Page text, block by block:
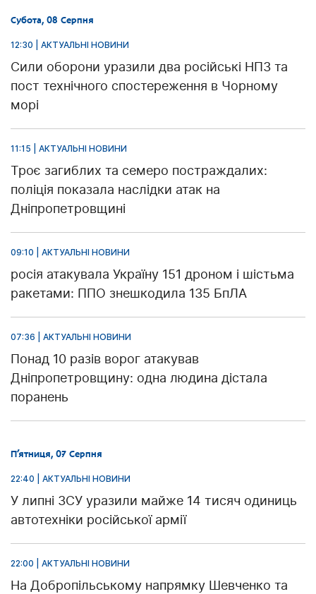
Субота, 08 Серпня
12:30 | АКТУАЛЬНІ НОВИНИ
Сили оборони уразили два російські НПЗ та
пост технічного спостереження в Чорному
морі
11:15 | АКТУАЛЬНІ НОВИНИ
Троє загиблих та семеро постраждалих:
поліція показала наслідки атак на
Дніпропетровщині
09:10 | АКТУАЛЬНІ НОВИНИ
росія атакувала Україну 151 дроном і шістьма
ракетами: ППО знешкодила 135 БпЛА
07:36 | АКТУАЛЬНІ НОВИНИ
Понад 10 разів ворог атакував
Дніпропетровщину: одна людина дістала
поранень
П’ятниця, 07 Серпня
22:40 | АКТУАЛЬНІ НОВИНИ
У липні ЗСУ уразили майже 14 тисяч одиниць
автотехніки російської армії
22:00 | АКТУАЛЬНІ НОВИНИ
На Добропільському напрямку Шевченко та